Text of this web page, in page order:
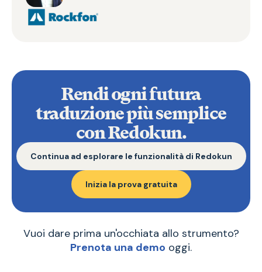
Rendi ogni futura
traduzione più semplice
con Redokun.
Inizia la prova gratuita
Continua ad esplorare le funzionalità di Redokun
Vuoi dare prima un'occhiata allo strumento?
Prenota una demo oggi.